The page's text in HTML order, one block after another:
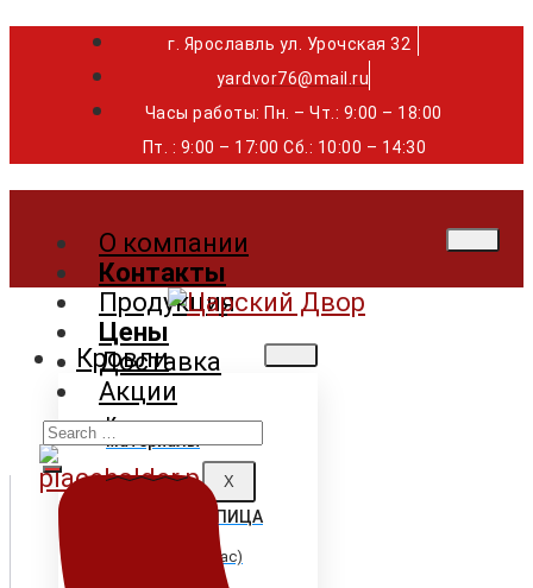
г. Ярославль ул. Урочская 32 ⁣⁣⁣⁣
yardvor76@mail.ru
Часы работы: Пн. – Чт.: 9:00 – 18:00
Пт. : 9:00 – 17:00 Сб.: 10:00 – 14:30
О компании
Контакты
Продукция
Цены
Доставка
Акции
X
Кровли
Кровельные
материалы
ГИБКАЯ ЧЕРЕПИЦА
Shinglas (Шинглас)
Search
for: